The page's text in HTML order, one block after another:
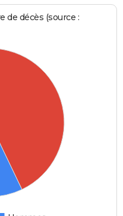
de décès (source :